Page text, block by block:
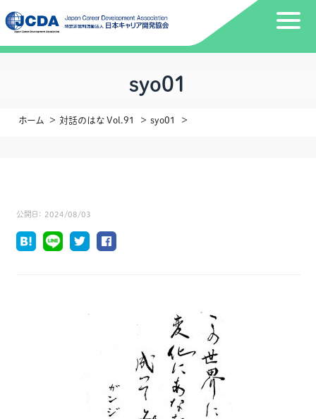
syo01
ホーム 対話のはな Vol.91 syo01
公開日： 2024/08/03